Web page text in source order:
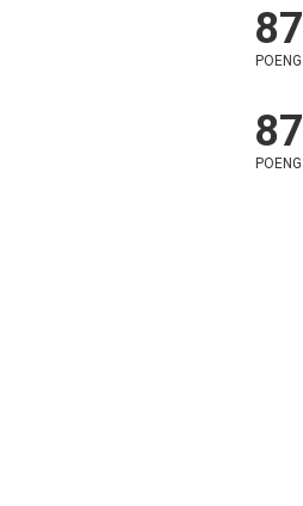
87
POENG
87
POENG